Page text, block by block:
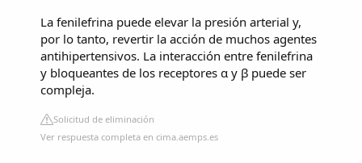
La fenilefrina puede elevar la presión arterial y,
por lo tanto, revertir la acción de muchos agentes
antihipertensivos. La interacción entre fenilefrina
y bloqueantes de los receptores α y β puede ser
compleja.
Solicitud de eliminación
Ver respuesta completa en cima.aemps.es